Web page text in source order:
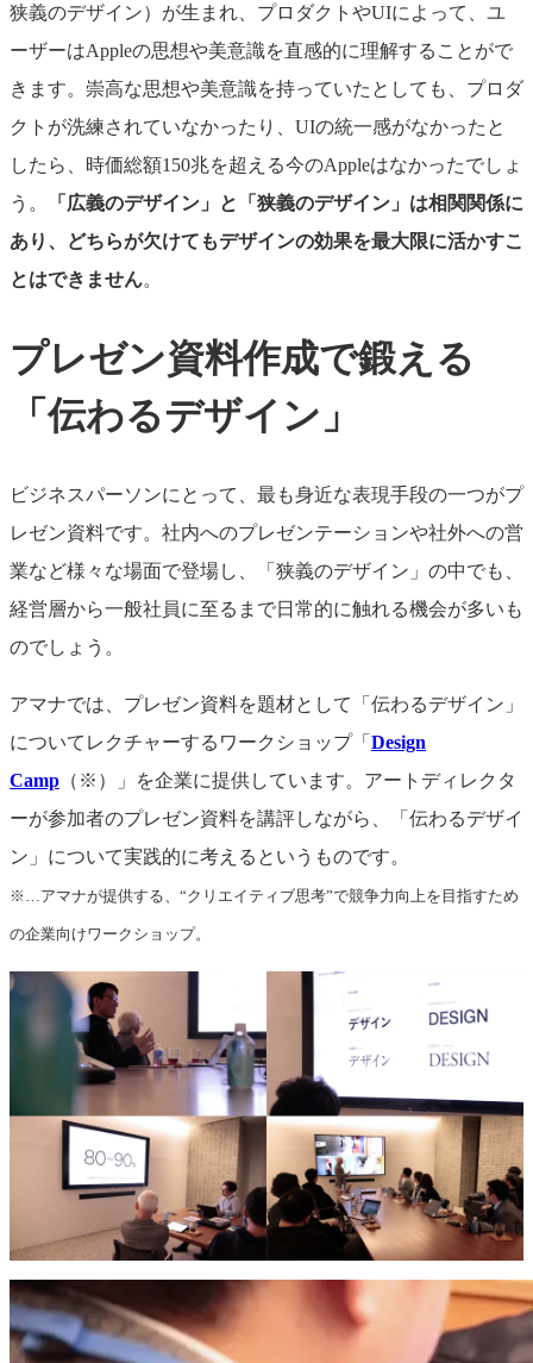
狭義のデザイン）が生まれ、プロダクトやUIによって、ユ
ーザーはAppleの思想や美意識を直感的に理解することがで
きます。崇高な思想や美意識を持っていたとしても、プロダ
クトが洗練されていなかったり、UIの統一感がなかったと
したら、時価総額150兆を超える今のAppleはなかったでしょ
う。
「広義のデザイン」と「狭義のデザイン」は相関関係に
あり、どちらが欠けてもデザインの効果を最大限に活かすこ
とはできません。
プレゼン資料作成で鍛える
「伝わるデザイン」
ビジネスパーソンにとって、最も身近な表現手段の一つがプ
レゼン資料です。社内へのプレゼンテーションや社外への営
業など様々な場面で登場し、「狭義のデザイン」の中でも、
経営層から一般社員に至るまで日常的に触れる機会が多いも
のでしょう。
アマナでは、プレゼン資料を題材として「伝わるデザイン」
についてレクチャーするワークショップ「 Design
Camp （※）」を企業に提供しています。アートディレクタ
ーが参加者のプレゼン資料を講評しながら、「伝わるデザイ
ン」について実践的に考えるというものです。
※…アマナが提供する、“クリエイティブ思考”で競争力向上を目指すため
の企業向けワークショップ。